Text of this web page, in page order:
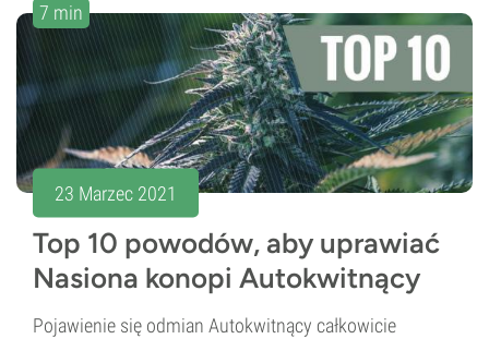
7 min
23 Marzec 2021
Top 10 powodów, aby uprawiać
Nasiona konopi Autokwitnący
Pojawienie się odmian Autokwitnący całkowicie